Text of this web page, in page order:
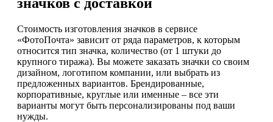
Стоимость изготовления значков в сервисе
«ФотоПочта» зависит от ряда параметров, к которым
относится тип значка, количество (от 1 штуки до
крупного тиража). Вы можете заказать значки со своим
дизайном, логотипом компании, или выбрать из
предложенных вариантов. Брендированные,
корпоративные, круглые или именные – все эти
варианты могут быть персонализированы под ваши
нужды.